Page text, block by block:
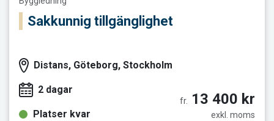
Sakkunnig tillgänglighet
Distans, Göteborg, Stockholm
2 dagar
Platser kvar
fr. 13 400 kr
exkl. moms